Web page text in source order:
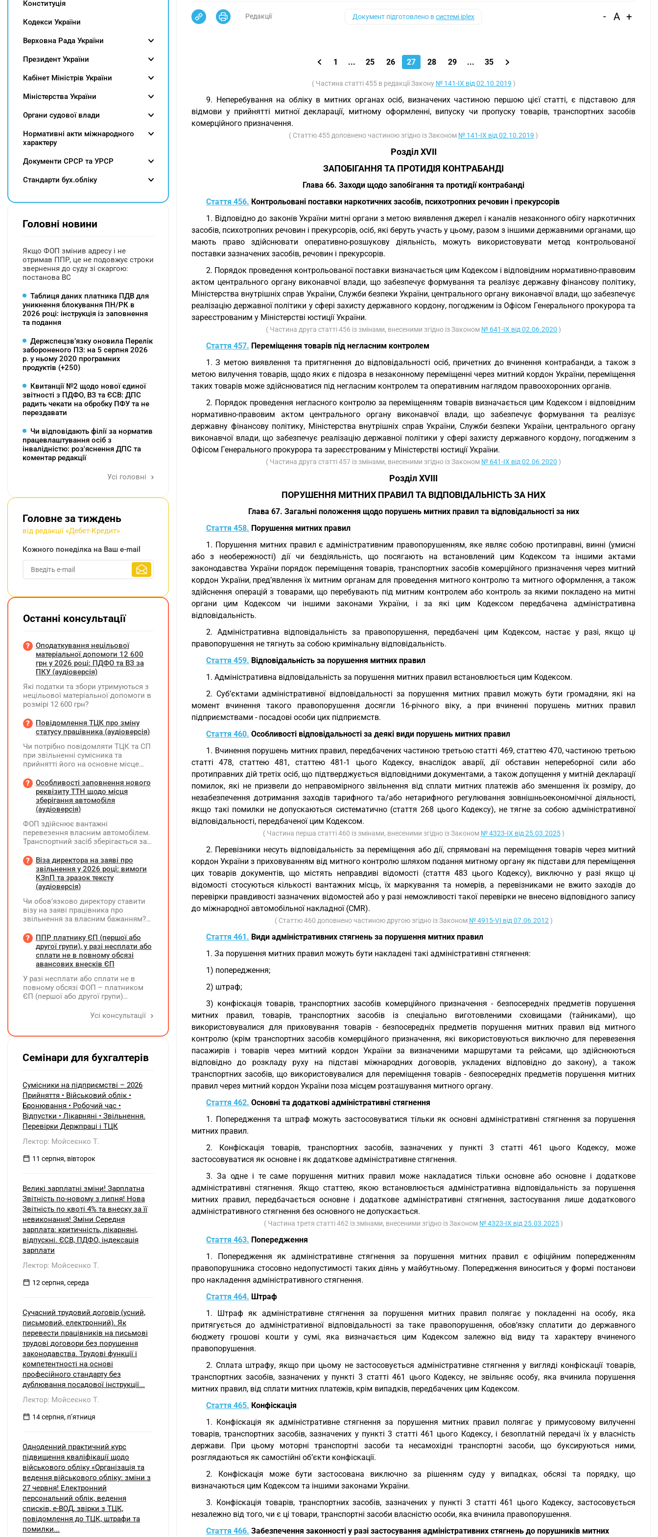
Редакції Документ підготовлено всистемі iplex - A +
1 ... 25 26 27 28 29 ... 35
( Частина статті 455 в редакції Закону № 141-IX від 02.10.2019 )
9. Неперебування на обліку в митних органах осіб, визначених частиною першою цієї статті, є підставою для
відмови у прийнятті митної декларації, митному оформленні, випуску чи пропуску товарів, транспортних засобів
комерційного призначення.
( Статтю 455 доповнено частиною згідно із Законом № 141-IX від 02.10.2019 )
Розділ XVІI
ЗАПОБІГАННЯ ТА ПРОТИДІЯ КОНТРАБАНДІ
Глава 66. Заходи щодо запобігання та протидії контрабанді
Стаття 456. Контрольовані поставки наркотичних засобів, психотропних речовин і прекурсорів
1. Відповідно до законів України митні органи з метою виявлення джерел і каналів незаконного обігу наркотичних
засобів, психотропних речовин і прекурсорів, осіб, які беруть участь у цьому, разом з іншими державними органами, що
мають право здійснювати оперативно-розшукову діяльність, можуть використовувати метод контрольованої
поставки зазначених засобів, речовин і прекурсорів.
2. Порядок проведення контрольованої поставки визначається цим Кодексом і відповідним нормативно-правовим
актом центрального органу виконавчої влади, що забезпечує формування та реалізує державну фінансову політику,
Міністерства внутрішніх справ України, Служби безпеки України, центрального органу виконавчої влади, що забезпечує
реалізацію державної політики у сфері захисту державного кордону, погодженим із Офісом Генерального прокурора та
зареєстрованим у Міністерстві юстиції України.
( Частина друга статті 456 із змінами, внесеними згідно із Законом № 641-IX від 02.06.2020 )
Стаття 457. Переміщення товарів під негласним контролем
1. З метою виявлення та притягнення до відповідальності осіб, причетних до вчинення контрабанди, а також з
метою вилучення товарів, щодо яких є підозра в незаконному переміщенні через митний кордон України, переміщення
таких товарів може здійснюватися під негласним контролем та оперативним наглядом правоохоронних органів.
2. Порядок проведення негласного контролю за переміщенням товарів визначається цим Кодексом і відповідним
нормативно-правовим актом центрального органу виконавчої влади, що забезпечує формування та реалізує
державну фінансову політику, Міністерства внутрішніх справ України, Служби безпеки України, центрального органу
виконавчої влади, що забезпечує реалізацію державної політики у сфері захисту державного кордону, погодженим з
Офісом Генерального прокурора та зареєстрованим у Міністерстві юстиції України.
( Частина друга статті 457 із змінами, внесеними згідно із Законом № 641-IX від 02.06.2020 )
Розділ XVІІІ
ПОРУШЕННЯ МИТНИХ ПРАВИЛ ТА ВІДПОВІДАЛЬНІСТЬ ЗА НИХ
Глава 67. Загальні положення щодо порушень митних правил та відповідальності за них
Стаття 458. Порушення митних правил
1. Порушення митних правил є адміністративним правопорушенням, яке являє собою протиправні, винні (умисні
або з необережності) дії чи бездіяльність, що посягають на встановлений цим Кодексом та іншими актами
законодавства України порядок переміщення товарів, транспортних засобів комерційного призначення через митний
кордон України, пред’явлення їх митним органам для проведення митного контролю та митного оформлення, а також
здійснення операцій з товарами, що перебувають під митним контролем або контроль за якими покладено на митні
органи цим Кодексом чи іншими законами України, і за які цим Кодексом передбачена адміністративна
відповідальність.
2. Адміністративна відповідальність за правопорушення, передбачені цим Кодексом, настає у разі, якщо ці
правопорушення не тягнуть за собою кримінальну відповідальність.
Стаття 459. Відповідальність за порушення митних правил
1. Адміністративна відповідальність за порушення митних правил встановлюється цим Кодексом.
2. Суб’єктами адміністративної відповідальності за порушення митних правил можуть бути громадяни, які на
момент вчинення такого правопорушення досягли 16-річного віку, а при вчиненні порушень митних правил
підприємствами - посадові особи цих підприємств.
Стаття 460. Особливості відповідальності за деякі види порушень митних правил
1. Вчинення порушень митних правил, передбачених частиною третьою статті 469, статтею 470, частиною третьою
статті 478, статтею 481, статтею 481-1 цього Кодексу, внаслідок аварії, дії обставин непереборної сили або
протиправних дій третіх осіб, що підтверджується відповідними документами, а також допущення у митній декларації
помилок, які не призвели до неправомірного звільнення від сплати митних платежів або зменшення їх розміру, до
незабезпечення дотримання заходів тарифного та/або нетарифного регулювання зовнішньоекономічної діяльності,
якщо такі помилки не допускаються систематично (стаття 268 цього Кодексу), не тягне за собою адміністративної
відповідальності, передбаченої цим Кодексом.
( Частина перша статті 460 із змінами, внесеними згідно із Законом № 4323-IX від 25.03.2025)
2. Перевізники несуть відповідальність за переміщення або дії, спрямовані на переміщення товарів через митний
кордон України з приховуванням від митного контролю шляхом подання митному органу як підстави для переміщення
цих товарів документів, що містять неправдиві відомості (стаття 483 цього Кодексу), виключно у разі якщо ці
відомості стосуються кількості вантажних місць, їх маркування та номерів, а перевізниками не вжито заходів до
перевірки правдивості зазначених відомостей або у разі неможливості такої перевірки не внесено відповідного запису
до міжнародної автомобільної накладної (CMR).
( Статтю 460 доповнено частиною другою згідно із Законом № 4915-VI від 07.06.2012 )
Стаття 461. Види адміністративних стягнень за порушення митних правил
1. За порушення митних правил можуть бути накладені такі адміністративні стягнення:
1) попередження;
2) штраф;
3) конфіскація товарів, транспортних засобів комерційного призначення - безпосередніх предметів порушення
митних правил, товарів, транспортних засобів із спеціально виготовленими сховищами (тайниками), що
використовувалися для приховування товарів - безпосередніх предметів порушення митних правил від митного
контролю (крім транспортних засобів комерційного призначення, які використовуються виключно для перевезення
пасажирів і товарів через митний кордон України за визначеними маршрутами та рейсами, що здійснюються
відповідно до розкладу руху на підставі міжнародних договорів, укладених відповідно до закону), а також
транспортних засобів, що використовувалися для переміщення товарів - безпосередніх предметів порушення митних
правил через митний кордон України поза місцем розташування митного органу.
Стаття 462. Основні та додаткові адміністративні стягнення
1. Попередження та штраф можуть застосовуватися тільки як основні адміністративні стягнення за порушення
митних правил.
2. Конфіскація товарів, транспортних засобів, зазначених у пункті 3 статті 461 цього Кодексу, може
застосовуватися як основне і як додаткове адміністративне стягнення.
3. За одне і те саме порушення митних правил може накладатися тільки основне або основне і додаткове
адміністративні стягнення. Якщо статтею, якою встановлюється адміністративна відповідальність за порушення
митних правил, передбачається основне і додаткове адміністративні стягнення, застосування лише додаткового
адміністративного стягнення без основного не допускається.
( Частина третя статті 462 із змінами, внесеними згідно із Законом № 4323-IX від 25.03.2025)
Стаття 463. Попередження
1. Попередження як адміністративне стягнення за порушення митних правил є офіційним попередженням
правопорушника стосовно недопустимості таких діянь у майбутньому. Попередження виноситься у формі постанови
про накладення адміністративного стягнення.
Стаття 464. Штраф
1. Штраф як адміністративне стягнення за порушення митних правил полягає у покладенні на особу, яка
притягується до адміністративної відповідальності за таке правопорушення, обов’язку сплатити до державного
бюджету грошові кошти у сумі, яка визначається цим Кодексом залежно від виду та характеру вчиненого
правопорушення.
2. Сплата штрафу, якщо при цьому не застосовується адміністративне стягнення у вигляді конфіскації товарів,
транспортних засобів, зазначених у пункті 3 статті 461 цього Кодексу, не звільняє особу, яка вчинила порушення
митних правил, від сплати митних платежів, крім випадків, передбачених цим Кодексом.
Стаття 465. Конфіскація
1. Конфіскація як адміністративне стягнення за порушення митних правил полягає у примусовому вилученні
товарів, транспортних засобів, зазначених у пункті 3 статті 461 цього Кодексу, і безоплатній передачі їх у власність
держави. При цьому моторні транспортні засоби та несамохідні транспортні засоби, що буксируються ними,
розглядаються як самостійні об’єкти конфіскації.
2. Конфіскація може бути застосована виключно за рішенням суду у випадках, обсязі та порядку, що
визначаються цим Кодексом та іншими законами України.
3. Конфіскація товарів, транспортних засобів, зазначених у пункті 3 статті 461 цього Кодексу, застосовується
незалежно від того, чи є ці товари, транспортні засоби власністю особи, яка вчинила правопорушення.
Стаття 466. Забезпечення законності у разі застосування адміністративних стягнень до порушників митних
Конституція
Кодекси України
Верховна Рада України
Президент України
Кабінет Міністрів України
Міністерства України
Органи судової влади
Нормативні акти міжнародного
характеру
Документи СРСР та УРСР
Cтандарти бух.обліку
Головні новини
Якщо ФОП змінив адресу і не
отримав ППР, це не подовжує строки
звернення до суду зі скаргою:
постанова ВС
Таблиця даних платника ПДВ для
уникнення блокування ПН/РК в
2026 році: інструкція із заповнення
та подання
Держспецзв’язку оновила Перелік
забороненого ПЗ: на 5 серпня 2026
р. у ньому 2020 програмних
продуктів (+250)
Квитанції №2 щодо нової єдиної
звітності з ПДФО, ВЗ та ЄСВ: ДПС
радить чекати на обробку ПФУ та не
перездавати
Чи відповідають філії за норматив
працевлаштування осіб з
інвалідністю: роз'яснення ДПС та
коментар редакції
Усі головні
Головне за тиждень
від редакції «Дебет-Кредит»
Кожного понеділка на Ваш e-mail
Останні консультації
Оподаткування нецільової
матеріальної допомоги 12 600
грн у 2026 році: ПДФО та ВЗ за
ПКУ (аудіоверсія)
Які податки та збори утримуються з
нецільової матеріальної допомоги в
розмірі 12 600 грн?
Повідомлення ТЦК про зміну
статусу працівника (аудіоверсія)
Чи потрібно повідомляти ТЦК та СП
при звільненні сумісника та
прийнятті його на основне місце
Особливості заповнення нового
реквізиту ТТН щодо місця
зберігання автомобіля
(аудіоверсія)
ФОП здійснює вантажні
перевезення власним автомобілем.
Транспортний засіб зберігається за
перевізника, договір оренди гаража
чи стоянки відсутній. Яку адресу
слід зазначати у новому реквізиті
ТТН «Місце, де зберігається
оформлення договору на місце
стоянки?
Віза директора на заяві про
звільнення у 2026 році: вимоги
КЗпП та зразок тексту
(аудіоверсія)
Чи обов’язково директору ставити
візу на заяві працівника про
звільнення за власним бажанням?
згідно з нормами КЗпП?
ППР платнику ЄП (першої або
другої групи), у разі несплати або
сплати не в повному обсязі
авансових внесків ЄП
У разі несплати або сплати не в
повному обсязі ФОП – платником
ЄП (першої або другої групи)
за результатами акта перевірки
Усі консультації
Семінари для бухгалтерів
Сумісники на підприємстві – 2026
Прийняття • Військовий облік •
Бронювання • Робочий час •
Відпустки • Лікарняні • Звільнення.
Перевірки Держпраці і ТЦК
Лектор: Мойсеєнко Т.
11 серпня, вівторок
Великі зарплатні зміни! Зарплатна
Звітність по-новому з липня! Нова
Звітність по квоті 4% та внеску за її
невиконання! Зміни Середня
зарплата: критичність, лікарняні,
відпускні. ЄСВ, ПДФО, індексація
зарплати
Лектор: Мойсеєнко Т.
12 серпня, середа
Сучасний трудовий договір (усний,
письмовий, електронний). Як
перевести працівників на письмові
трудові договори без порушення
законодавства. Трудові функції і
компетентності на основі
професійного стандарту без
дублювання посадової інструкції...
Лектор: Мойсеєнко Т.
14 серпня, пʼятниця
Одноденний практичний курс
підвищення кваліфікації щодо
військового обліку «Організація та
ведення військового обліку: зміни з
27 червня! Електронний
персональний облік, ведення
списків, е-ВОД, звірки з ТЦК,
повідомлення до ТЦК, штрафи та
помилки...